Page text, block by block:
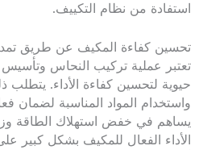
استفادة من نظام التكييف.
تحسين كفاءة المكيف عن طريق
تعتبر عملية تركيب النحاس
حيوية لتحسين كفاءة الأداء. يتطلب
واستخدام المواد المناسبة لضمان
يساهم في خفض استهلاك الطاقة
الأداء الفعال للمكيف بشكل كبير